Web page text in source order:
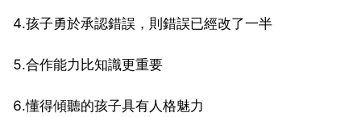
4.孩子勇於承認錯誤，則錯誤已經改了一半
5.合作能力比知識更重要
6.懂得傾聽的孩子具有人格魅力